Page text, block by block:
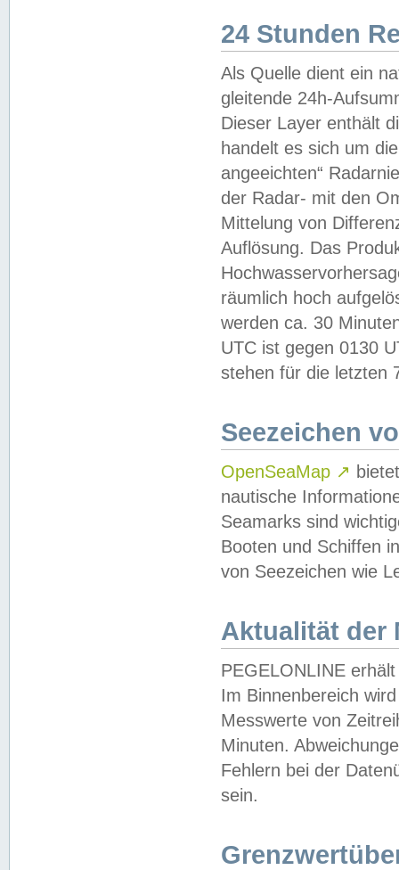
24 Stunden
Als Quelle dient ein
gleitende 24h-
Dieser Layer enthält
handelt es sich um
angeeichten“
der Radar- mit den
Mittelung von
Auflösung. Das
räumlich hoch
werden ca. 30
UTC ist gegen 0130
stehen für die letzten
Seezeichen
OpenSeaMap ↗
nautische
Seamarks sind
Booten und Schiffen
von Seezeichen wie
Aktualität der
PEGELONLINE
Im Binnenbereich
Messwerte von
Minuten.
Fehlern bei der
sein.